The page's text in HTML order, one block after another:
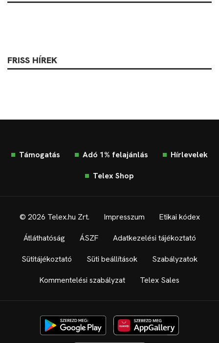
FRISS HÍREK
Támogatás Adó 1% felajánlás Hírlevelek
Telex Shop
© 2026 Telex.hu Zrt. Impresszum Etikai kódex
Átláthatóság ÁSZF Adatkezelési tájékoztató
Sütitájékoztató Süti beállítások Szabályzatok
Kommentelési szabályzat Telex Sales